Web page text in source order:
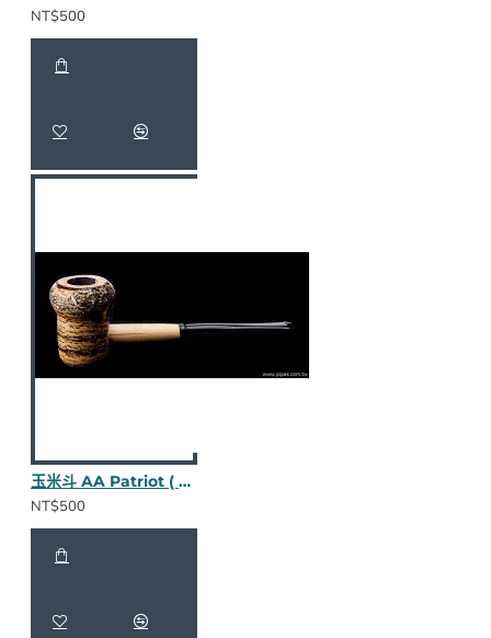
NT$500
玉米斗 AA Patriot ( 直斗) M1776-1
NT$500